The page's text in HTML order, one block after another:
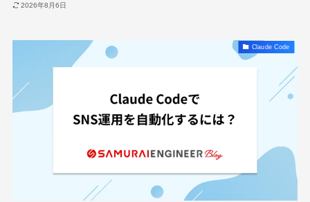
2026年8月6日
Claude Code